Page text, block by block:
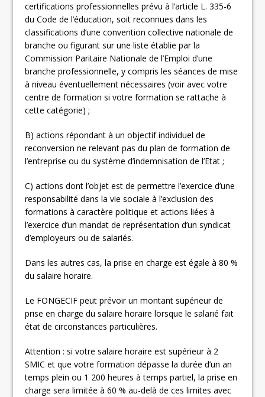
certifications professionnelles prévu à l’article L. 335-6
du Code de l’éducation, soit reconnues dans les
classifications d’une convention collective nationale de
branche ou figurant sur une liste établie par la
Commission Paritaire Nationale de l’Emploi d’une
branche professionnelle, y compris les séances de mise
à niveau éventuellement nécessaires (voir avec votre
centre de formation si votre formation se rattache à
cette catégorie) ;
B) actions répondant à un objectif individuel de
reconversion ne relevant pas du plan de formation de
l’entreprise ou du système d’indemnisation de l’Etat ;
C) actions dont l’objet est de permettre l’exercice d’une
responsabilité dans la vie sociale à l’exclusion des
formations à caractère politique et actions liées à
l’exercice d’un mandat de représentation d’un syndicat
d’employeurs ou de salariés.
Dans les autres cas, la prise en charge est égale à 80 %
du salaire horaire.
Le FONGECIF peut prévoir un montant supérieur de
prise en charge du salaire horaire lorsque le salarié fait
état de circonstances particulières.
Attention : si votre salaire horaire est supérieur à 2
SMIC et que votre formation dépasse la durée d’un an
temps plein ou 1 200 heures à temps partiel, la prise en
charge sera limitée à 60 % au-delà de ces limites avec